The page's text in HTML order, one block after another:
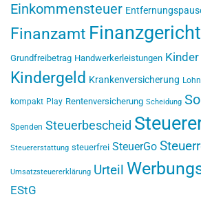
Einkommensteuer
Finanzamt Finanzgericht
Grundfreibetrag Handwerkerleistungen Kinder
Kindergeld Krankenversicherung
kompakt Play Rentenversicherung Scheidung
Spenden Steuerbescheid
Steuererstattung steuerfrei SteuerGo
Umsatzsteuererklärung Urteil
EStG